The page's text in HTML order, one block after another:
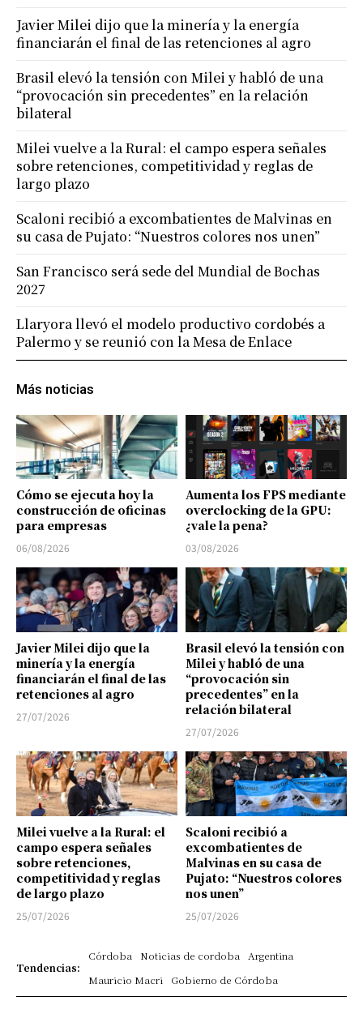
Más noticias
Cómo se ejecuta hoy la
construcción de oficinas
para empresas
06/08/2026
Aumenta los FPS mediante
overclocking de la GPU:
¿vale la pena?
03/08/2026
Javier Milei dijo que la
minería y la energía
financiarán el final de las
retenciones al agro
27/07/2026
Brasil elevó la tensión con
Milei y habló de una
“provocación sin
precedentes” en la
relación bilateral
27/07/2026
Milei vuelve a la Rural: el
campo espera señales
sobre retenciones,
competitividad y reglas
de largo plazo
25/07/2026
Scaloni recibió a
excombatientes de
Malvinas en su casa de
Pujato: “Nuestros colores
nos unen”
25/07/2026
Tendencias:
Córdoba Noticias de cordoba
Argentina
Mauricio Macri
Gobierno de Córdoba
Javier Milei dijo que la minería y la energía
financiarán el final de las retenciones al agro
Brasil elevó la tensión con Milei y habló de una
“provocación sin precedentes” en la relación
bilateral
Milei vuelve a la Rural: el campo espera señales
sobre retenciones, competitividad y reglas de
largo plazo
Scaloni recibió a excombatientes de Malvinas en
su casa de Pujato: “Nuestros colores nos unen”
San Francisco será sede del Mundial de Bochas
2027
Llaryora llevó el modelo productivo cordobés a
Palermo y se reunió con la Mesa de Enlace